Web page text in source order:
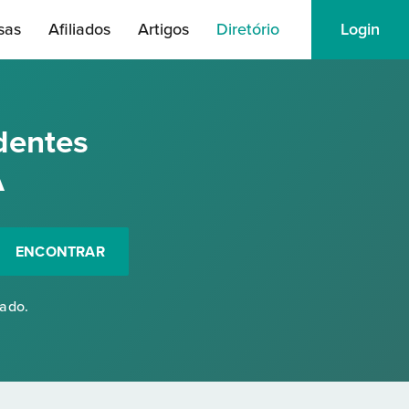
Afiliados Artigos Diretório Login
ENCONTRAR